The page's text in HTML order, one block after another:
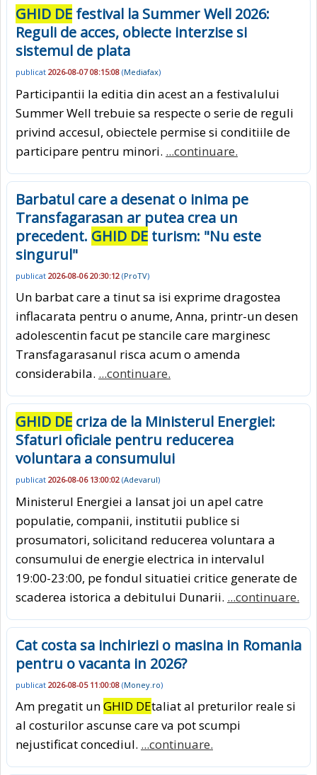
GHID DE festival la Summer Well 2026:
Reguli de acces, obiecte interzise si
sistemul de plata
publicat 2026-08-07 08:15:08 (Mediafax)
Participantii la editia din acest an a festivalului
Summer Well trebuie sa respecte o serie de reguli
privind accesul, obiectele permise si conditiile de
participare pentru minori. ...continuare.
Barbatul care a desenat o inima pe
Transfagarasan ar putea crea un
precedent. GHID DE turism: "Nu este
singurul"
publicat 2026-08-06 20:30:12 (ProTV)
Un barbat care a tinut sa isi exprime dragostea
inflacarata pentru o anume, Anna, printr-un desen
adolescentin facut pe stancile care marginesc
Transfagarasanul risca acum o amenda
considerabila. ...continuare.
GHID DE criza de la Ministerul Energiei:
Sfaturi oficiale pentru reducerea
voluntara a consumului
publicat 2026-08-06 13:00:02 (Adevarul)
Ministerul Energiei a lansat joi un apel catre
populatie, companii, institutii publice si
prosumatori, solicitand reducerea voluntara a
consumului de energie electrica in intervalul
19:00-23:00, pe fondul situatiei critice generate de
scaderea istorica a debitului Dunarii. ...continuare.
Cat costa sa inchiriezi o masina in Romania
pentru o vacanta in 2026?
publicat 2026-08-05 11:00:08 (Money.ro)
Am pregatit unGHID DEtaliat al preturilor reale si
al costurilor ascunse care va pot scumpi
nejustificat concediul. ...continuare.